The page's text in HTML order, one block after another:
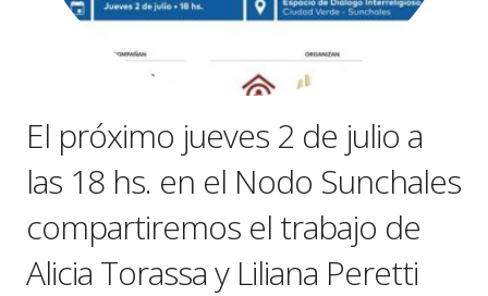
El próximo jueves 2 de julio a
las 18 hs. en el Nodo Sunchales
compartiremos el trabajo de
Alicia Torassa y Liliana Peretti